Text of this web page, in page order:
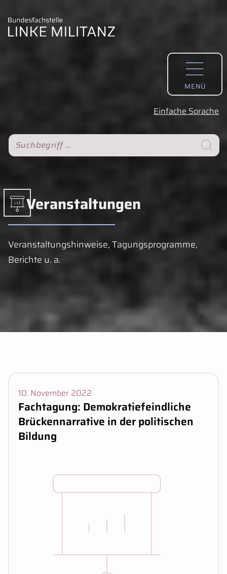
Einfache Sprache
MENÜ
Veranstaltungen
Kurzbeschreibung:
Veranstaltungshinweise, Tagungsprogramme,
Berichte u. a.
Fachtagung: Demokratiefeindliche
Brückennarrative in der politischen
Bildung
Veranstaltungsdaten:
10. November 2022